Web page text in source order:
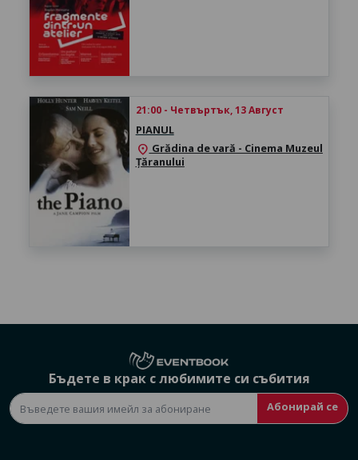
21:00 - Четвъртък, 13 Август
PIANUL
location_on Grădina de vară - Cinema Muzeul
Țăranului
Бъдете в крак с любимите си събития
Абонирай се